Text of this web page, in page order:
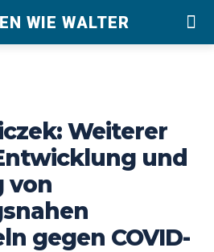
WIE WALTER
Weiterer
und
von
gegen COVID-